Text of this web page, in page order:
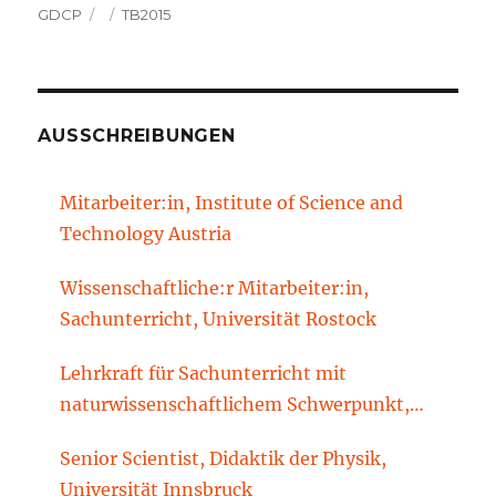
Autor
GDCP
Veröffentlicht
Kategorien
TB2015
AUSSCHREIBUNGEN
Mitarbeiter:in, Institute of Science and
Technology Austria
Wissenschaftliche:r Mitarbeiter:in,
Sachunterricht, Universität Rostock
Lehrkraft für Sachunterricht mit
naturwissenschaftlichem Schwerpunkt,
Technische Universität Cottbus-Senftenberg
Senior Scientist, Didaktik der Physik,
Universität Innsbruck